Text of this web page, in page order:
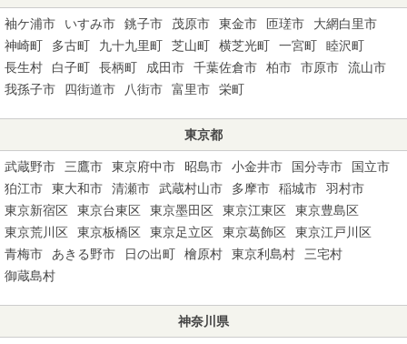
袖ケ浦市 いすみ市 銚子市 茂原市 東金市 匝瑳市
大網白里市
神崎町
多古町 九十九里町 芝山町 横芝光町 一宮町
睦沢町
長生村
白子町 長柄町 成田市 千葉佐倉市 柏市 市原市
流山市
我孫子市
四街道市 八街市 富里市 栄町
東京都
武蔵野市 三鷹市 東京府中市 昭島市 小金井市 国分寺市
国立市
狛江市
東大和市 清瀬市 武蔵村山市 多摩市 稲城市
羽村市
東京新宿区
東京台東区 東京墨田区 東京江東区
東京豊島区
東京荒川区
東京板橋区 東京足立区 東京葛飾区
東京江戸川区
青梅市
あきる野市 日の出町 檜原村 東京利島村
三宅村
御蔵島村
神奈川県